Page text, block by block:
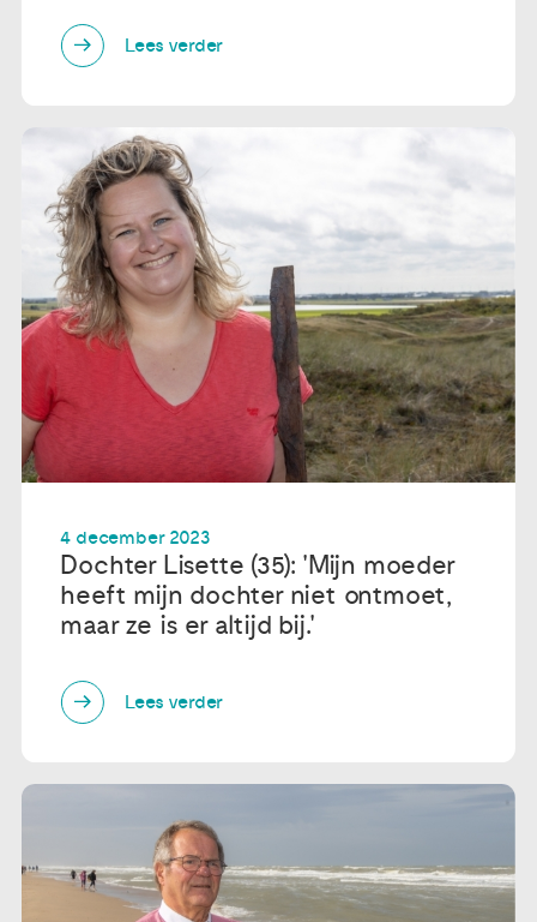
Lees verder
4 december 2023
Dochter Lisette (35): 'Mijn moeder
heeft mijn dochter niet ontmoet,
maar ze is er altijd bij.'
Lees verder